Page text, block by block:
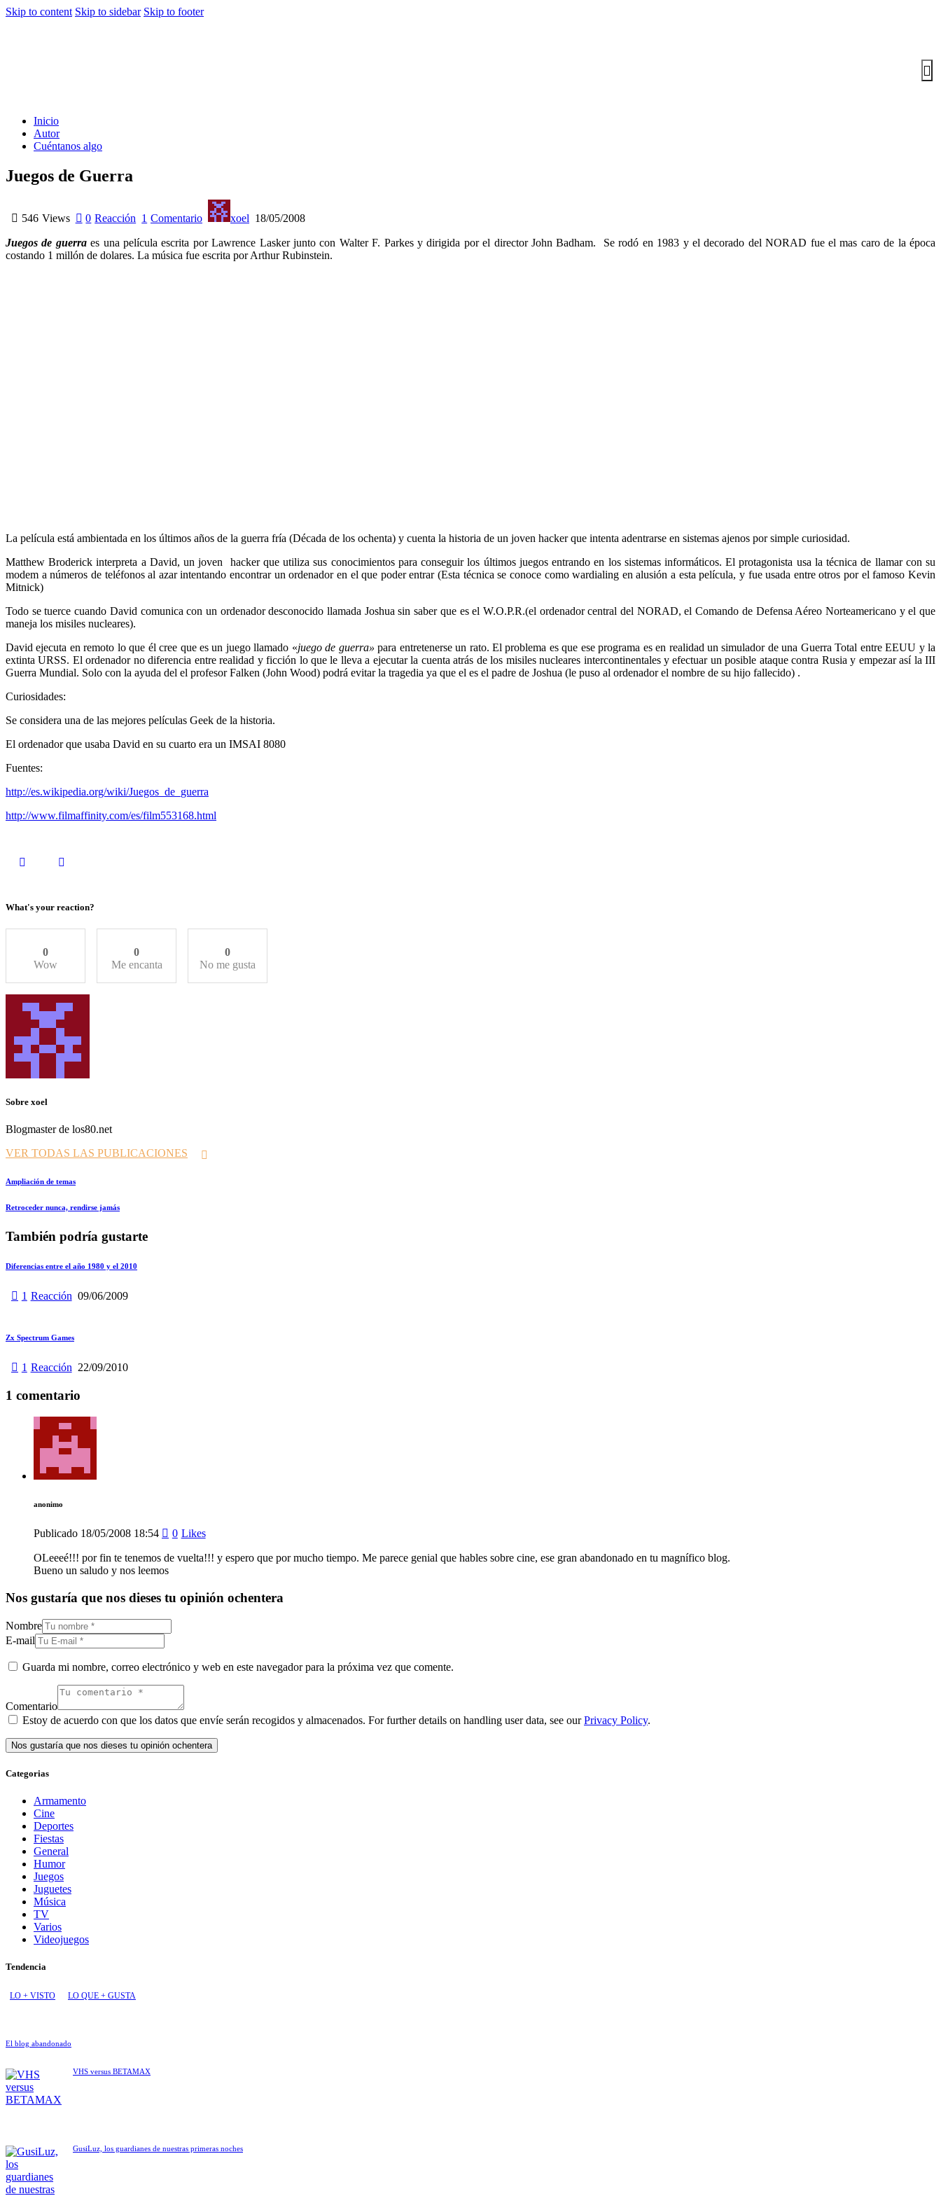
Skip to content Skip to sidebar Skip to footer
Inicio
Autor
Cuéntanos algo
Juegos de Guerra
546 Views 0 Reacción 1 Comentario xoel 18/05/2008
Juegos de guerraes una película escrita por Lawrence Lasker junto con Walter F. Parkes y dirigida por el director John Badham. Se rodó en 1983 y el decorado del NORAD fue el mas caro de la época
costando 1 millón de dolares. La música fue escrita por Arthur Rubinstein.
La película está ambientada en los últimos años de la guerra fría (Década de los ochenta) y cuenta la historia de un joven hacker que intenta adentrarse en sistemas ajenos por simple curiosidad.
Matthew Broderick interpreta a David, un joven hacker que utiliza sus conocimientos para conseguir los últimos juegos entrando en los sistemas informáticos. El protagonista usa la técnica de llamar con su
modem a números de teléfonos al azar intentando encontrar un ordenador en el que poder entrar (Esta técnica se conoce como wardialing en alusión a esta película, y fue usada entre otros por el famoso Kevin
Mitnick)
Todo se tuerce cuando David comunica con un ordenador desconocido llamada Joshua sin saber que es el W.O.P.R.(el ordenador central del NORAD, el Comando de Defensa Aéreo Norteamericano y el que
maneja los misiles nucleares).
David ejecuta en remoto lo que él cree que es un juego llamado «juego de guerra» para entretenerse un rato. El problema es que ese programa es en realidad un simulador de una Guerra Total entre EEUU y la
extinta URSS. El ordenador no diferencia entre realidad y ficción lo que le lleva a ejecutar la cuenta atrás de los misiles nucleares intercontinentales y efectuar un posible ataque contra Rusia y empezar así la III
Guerra Mundial. Solo con la ayuda del el profesor Falken (John Wood) podrá evitar la tragedia ya que el es el padre de Joshua (le puso al ordenador el nombre de su hijo fallecido) .
Curiosidades:
Se considera una de las mejores películas Geek de la historia.
El ordenador que usaba David en su cuarto era un IMSAI 8080
Fuentes:
http://es.wikipedia.org/wiki/Juegos_de_guerra
http://www.filmaffinity.com/es/film553168.html
What's your reaction?
0
Wow
0
Me encanta
0
No me gusta
Sobre xoel
Blogmaster de los80.net
VER TODAS LAS PUBLICACIONES
Navegación
de
Prev
Ampliación de temas
Siguiente
Retroceder nunca, rendirse jamás
También podría gustarte
Diferencias entre el año 1980 y el 2010
1 Reacción 09/06/2009
Zx Spectrum Games
1 Reacción 22/09/2010
1 comentario
anonimo
Publicado 18/05/2008 18:54 0 Likes
OLeeeé!!! por fin te tenemos de vuelta!!! y espero que por mucho tiempo. Me parece genial que hables sobre cine, ese gran abandonado en tu magnífico blog.
Bueno un saludo y nos leemos
Nos gustaría que nos dieses tu opinión ochentera
Nombre
E-mail
Guarda mi nombre, correo electrónico y web en este navegador para la próxima vez que comente.
Comentario
Estoy de acuerdo con que los datos que envíe serán recogidos y almacenados. For further details on handling user data, see ourPrivacy Policy.
Categorias
Armamento
Cine
Deportes
Fiestas
General
Humor
Juegos
Juguetes
Música
TV
Varios
Videojuegos
Tendencia
LO + VISTO LO QUE + GUSTA
El blog abandonado
VHS versus BETAMAX
GusiLuz, los guardianes de nuestras primeras noches